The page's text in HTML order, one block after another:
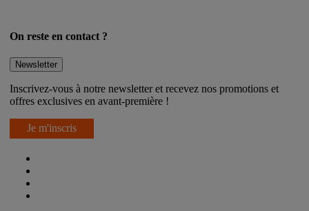
On reste en contact ?
Newsletter
Inscrivez-vous à notre newsletter et recevez nos promotions et
offres exclusives en avant-première !
Je m'inscris